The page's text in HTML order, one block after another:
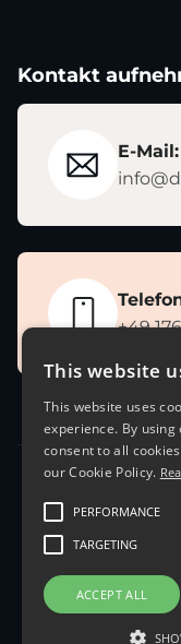
Kontakt
E-Mail:
+49
Copyright
This website
This website uses
experience. By
consent to all
our Cookie Policy.
PERFORMANCE
TARGETING
ACCEPT ALL